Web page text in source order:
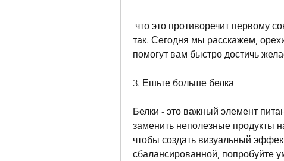
так. Сегодня мы расскажем,
помогут вам быстро достичь
3. Ешьте больше белка
Белки - это важный элемент
заменить неполезные продукты
чтобы создать визуальный
сбалансированной, попробуйте